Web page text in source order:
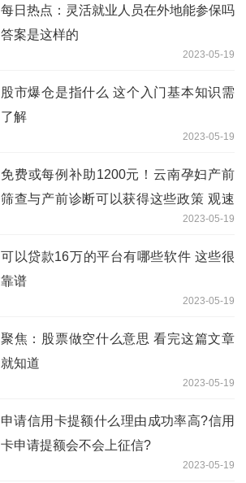
每日热点：灵活就业人员在外地能参保吗
答案是这样的
2023-05-19
股市爆仓是指什么 这个入门基本知识需
了解
2023-05-19
免费或每例补助1200元！云南孕妇产前
筛查与产前诊断可以获得这些政策 观速
2023-05-19
可以贷款16万的平台有哪些软件 这些很
靠谱
2023-05-19
聚焦：股票做空什么意思 看完这篇文章
就知道
2023-05-19
申请信用卡提额什么理由成功率高?信用
卡申请提额会不会上征信?
2023-05-19